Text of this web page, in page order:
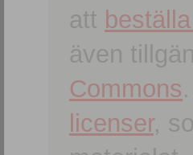
att
även
Commons
licenser,